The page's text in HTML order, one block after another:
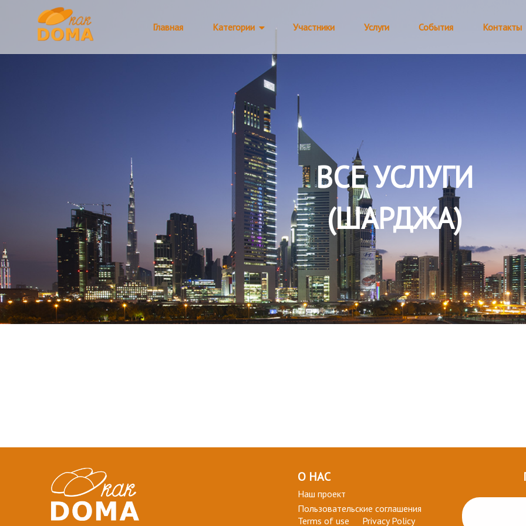
Главная Категории Участники Услуги События Контакты
ВСЕ УСЛУГИ
(ШАРДЖА)
О НАС
Наш проект
Пользовательские соглашения
Terms of use
Privacy Policy